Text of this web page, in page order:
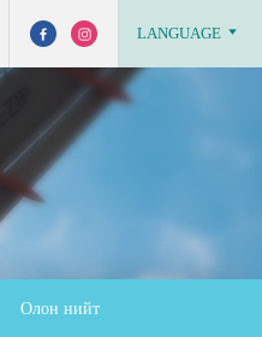
LANGUAGE
Олон нийт